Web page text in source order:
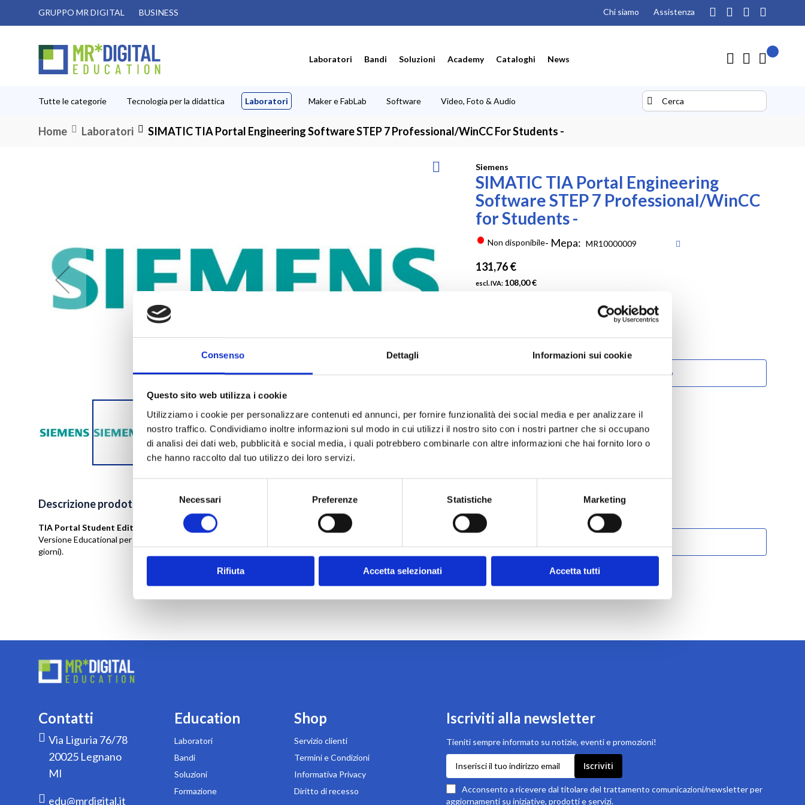
Consenso Dettagli Informazioni sui cookie
Questo sito web utilizza i cookie
Utilizziamo i cookie per personalizzare contenuti ed annunci, per fornire funzionalità dei social media e per analizzare il
nostro traffico. Condividiamo inoltre informazioni sul modo in cui utilizzi il nostro sito con i nostri partner che si occupano
di analisi dei dati web, pubblicità e social media, i quali potrebbero combinarle con altre informazioni che hai fornito loro o
che hanno raccolto dal tuo utilizzo dei loro servizi.
Necessari Preferenze Statistiche Marketing
Rifiuta Accetta selezionati Accetta tutti
Salta
GRUPPO MR DIGITAL BUSINESS Chi siamo Assistenza
Laboratori Bandi Soluzioni Academy Cataloghi News Carrello
Il mio
Search
Search
Tutte le categorie Tecnologia per la didattica Laboratori Maker e FabLab Software Video, Foto & Audio
Home Laboratori SIMATIC TIA Portal Engineering Software STEP 7 Professional/WinCC For Students -
galleria
immagini
Siemens
SIMATIC TIA Portal Engineering
Software STEP 7 Professional/WinCC
for Students -
131,76 €
108,00 €
Non disponibile- Mepa:
Aggiungi al preventivo
Descrizione prodotto
TIA Portal Student Edition - 100 Licenze (OSD)
Versione Educational per Step 7 e WinCC via download (OSD). Include 100 licenze con durata annuale (365
giorni).
Puoi cercare i prodotti su MEPA inserendo il codice:
Codice MEPA:
Contatti
Via Liguria 76/78
20025 Legnano
MI
edu@mrdigital.it
Education
Laboratori
Bandi
Soluzioni
Formazione
Shop
Servizio clienti
Termini e Condizioni
Informativa Privacy
Diritto di recesso
Iscriviti alla newsletter
Tieniti sempre informato su notizie, eventi e promozioni!
Iscriviti
alla
nostra
newsletter:
Iscriviti
Acconsento a ricevere dal titolare del trattamento comunicazioni/newsletter per
aggiornamenti su iniziative, prodotti e servizi.